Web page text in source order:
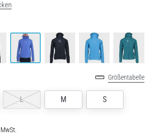
Größentabelle
L M S